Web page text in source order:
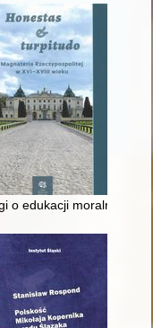
od
o edukacji moralnej